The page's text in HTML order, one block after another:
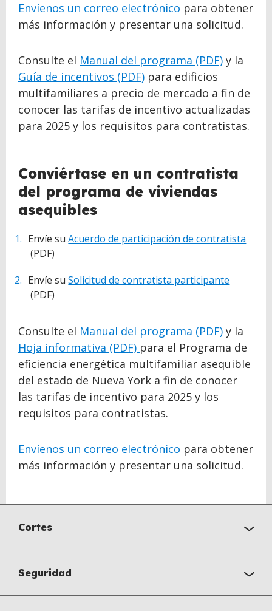
Envíenos un correo electrónico para obtener
más información y presentar una solicitud.
Consulte el Manual del programa (PDF) y la
Guía de incentivos (PDF) para edificios
multifamiliares a precio de mercado a fin de
conocer las tarifas de incentivo actualizadas
para 2025 y los requisitos para contratistas.
BACK
TO
TOP
Conviértase en un contratista
del programa de viviendas
asequibles
Envíe suAcuerdo de participación de contratista
(PDF)
Envíe suSolicitud de contratista participante
(PDF)
Consulte el Manual del programa (PDF) y la
Hoja informativa (PDF) para el Programa de
eficiencia energética multifamiliar asequible
del estado de Nueva York a fin de conocer
las tarifas de incentivo para 2025 y los
requisitos para contratistas.
Envíenos un correo electrónico para obtener
más información y presentar una solicitud.
BACK
TOPCortes
Seguridad